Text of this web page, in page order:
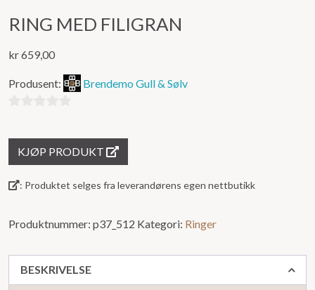
RING MED FILIGRAN
kr659,00
Produsent: Brendemo Gull & Sølv
KJØP PRODUKT
: Produktet selges fra leverandørens egen nettbutikk
Produktnummer: p37_512 Kategori: Ringer
BESKRIVELSE